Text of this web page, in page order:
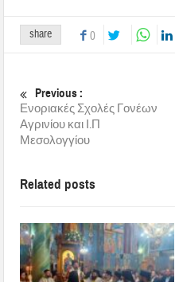
share 0
Previous :
Ενοριακές Σχολές Γονέων
Αγρινίου και Ι.Π
Μεσολογγίου
Related posts